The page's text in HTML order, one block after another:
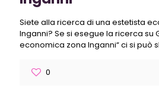
Siete alla ricerca di una estetista
Inganni? Se si esegue la ricerca su
economica zona Inganni“ ci si può
0